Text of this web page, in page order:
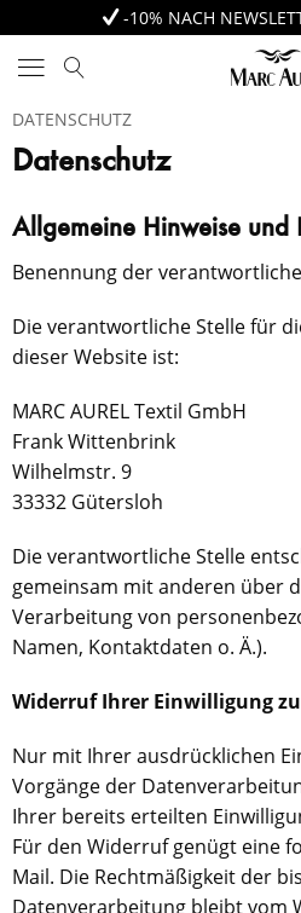
-10% NACH
DATENSCHUTZ
Datenschutz
Allgemeine Hinweise und
Benennung der
Die verantwortliche Stelle für
dieser Website ist:
MARC AUREL Textil GmbH
Frank Wittenbrink
Wilhelmstr. 9
33332 Gütersloh
Die verantwortliche Stelle
gemeinsam mit anderen über
Verarbeitung von
Namen, Kontaktdaten o. Ä.).
Widerruf Ihrer Einwilligung
Nur mit Ihrer ausdrücklichen
Vorgänge der
Ihrer bereits erteilten
Für den Widerruf genügt eine
Mail. Die Rechtmäßigkeit der
Datenverarbeitung bleibt vom